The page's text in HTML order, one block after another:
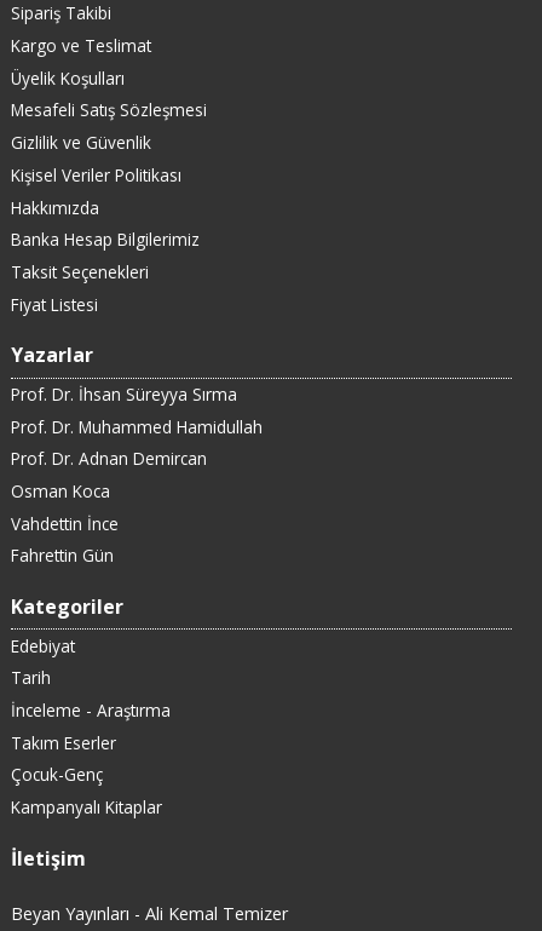
Sipariş Takibi
Kargo ve Teslimat
Üyelik Koşulları
Mesafeli Satış Sözleşmesi
Gizlilik ve Güvenlik
Kişisel Veriler Politikası
Hakkımızda
Banka Hesap Bilgilerimiz
Taksit Seçenekleri
Fiyat Listesi
Yazarlar
Prof. Dr. İhsan Süreyya Sırma
Prof. Dr. Muhammed Hamidullah
Prof. Dr. Adnan Demircan
Osman Koca
Vahdettin İnce
Fahrettin Gün
Kategoriler
Edebiyat
Tarih
İnceleme - Araştırma
Takım Eserler
Çocuk-Genç
Kampanyalı Kitaplar
İletişim
Beyan Yayınları - Ali Kemal Temizer